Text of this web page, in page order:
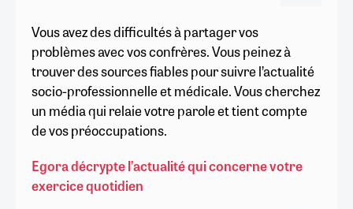
Vous avez des difficultés à partager vos
problèmes avec vos confrères. Vous peinez à
trouver des sources fiables pour suivre l’actualité
socio-professionnelle et médicale. Vous cherchez
un média qui relaie votre parole et tient compte
de vos préoccupations.
Egora décrypte l’actualité qui concerne votre
exercice quotidien